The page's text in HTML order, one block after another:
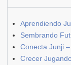
Aprendiendo
Sembrando
Conecta Junji
Crecer